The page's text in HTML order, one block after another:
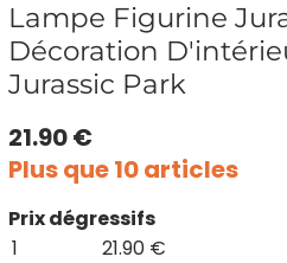
Lampe Figurine
Décoration
Jurassic Park
21.90 €
Plus que 10 articles
Prix dégressifs
1
21.90 €